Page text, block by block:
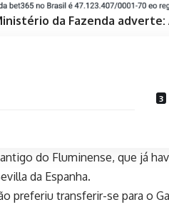
da Fazenda
do Fluminense, que já
da Espanha.
preferiu transferir-se para o